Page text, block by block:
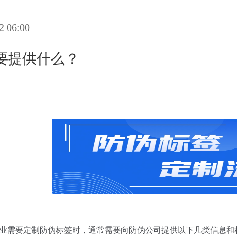
06:00
提供什么？
需要定制防伪标签时，通常需要向防伪公司提供以下几类信息和